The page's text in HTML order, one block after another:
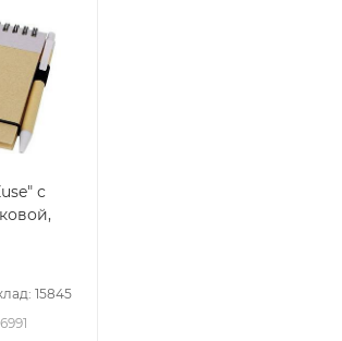
с
15845